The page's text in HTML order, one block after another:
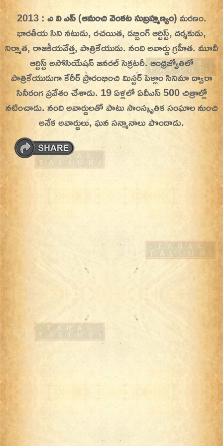
Skip
content
On This Day
Today in History | On This Day | This Day in
History | Today in India | What Happened
Today in India | Charitralo eroju | charitra lo
eroju |
2013 :ఎ వి ఎస్(ఆమంచి వెంకట సుబ్రహ్మణ్యం) మరణం.
భారతీయ సిని నటుడు, రచయిత, డబ్బింగ్ ఆర్టిస్ట్, దర్శకుడు,
నిర్మాత, రాజకీయవేత్త, పాత్రికేయుడు. నంది అవార్డు గ్రహీత. మూవీ
ఆర్టిస్ట్ అసోసియేషన్ జనరల్ సెక్రటరీ.ఆంధ్రజ్యోతిలో
పాత్రికేయుడుగా కేరీర్ ప్రారంభించి మిస్టర్ పెళ్లాం సినిమా ద్వారా
సినీరంగ ప్రవేశం చేశాడు. 19 ఏళ్లలో ఏవీఎస్ 500 చిత్రాల్లో
నటించాడు. నంది అవార్డులతో పాటు సాంస్కృతిక సంఘాల నుంచి
అనేక అవార్డులు, ఘన సన్మానాలు పొందాడు.